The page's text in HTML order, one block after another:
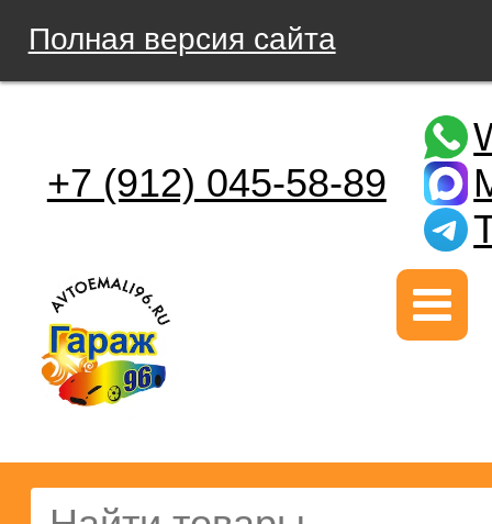
Полная версия сайта
+7 (912) 045-58-89